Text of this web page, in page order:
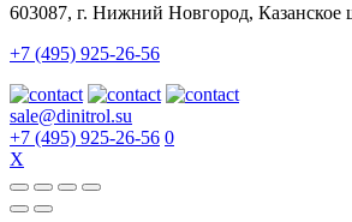
603087, г. Нижний Новгород, Казанское
+7 (495) 925-26-56
sale@dinitrol.su
+7 (495) 925-26-56 0
X